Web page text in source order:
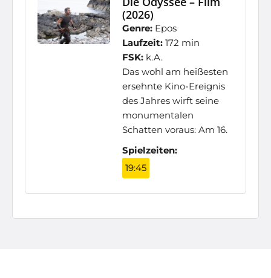
(2026)
Genre: Epos
Laufzeit: 172 min
FSK: k.A.
Das wohl am heißesten
ersehnte Kino-Ereignis
des Jahres wirft seine
monumentalen
Schatten voraus: Am 16.
Spielzeiten:
19:45